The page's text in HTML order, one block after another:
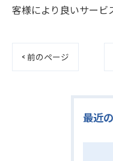
客様により良いサービ
< 前のページ
最近